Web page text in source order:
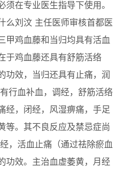
在专业医生指导下使用。
么刘汶 主任医师审核首都医
甲鸡血藤和当归均具有活血
于鸡血藤还具有舒筋活络
功效，当归还具有止痛，润
行血补血，调经，舒筋活络
经，闭经，风湿痹痛，手足
等。其不良反应及禁忌症尚
，活血止痛（通过祛除瘀血
功效。主治血虚萎黄，月经